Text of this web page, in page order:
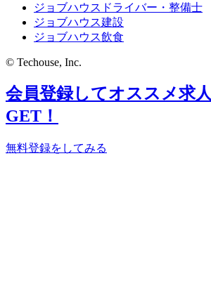
ジョブハウスドライバー・整備士
ジョブハウス建設
ジョブハウス飲食
© Techouse, Inc.
会員登録してオススメ求
GET！
無料登録をしてみる